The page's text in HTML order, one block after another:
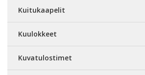
Kuitukaapelit
Kuulokkeet
Kuvatulostimet